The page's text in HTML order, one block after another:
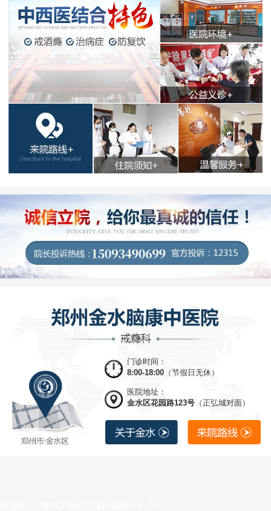
门诊时间：
8:00-18:00 （节假日无休）
医院地址：
金水区花园路123号 （正弘城对面）